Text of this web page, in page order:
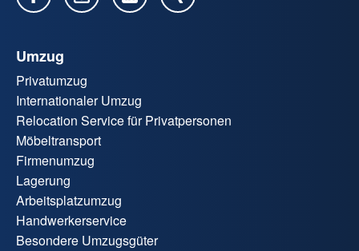
Umzug
Privatumzug
Internationaler Umzug
Relocation Service für Privatpersonen
Möbeltransport
Firmenumzug
Lagerung
Arbeitsplatzumzug
Handwerkerservice
Besondere Umzugsgüter